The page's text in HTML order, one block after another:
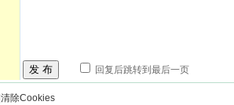
发 布 回复后跳转到最后一页
清除Cookies